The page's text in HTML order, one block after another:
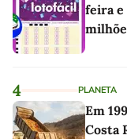
feira e
4 PLANETA
Em
Costa